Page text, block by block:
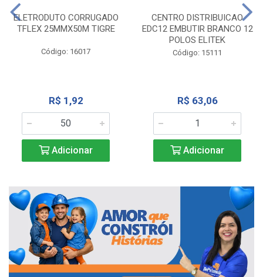
ELETRODUTO CORRUGADO
TFLEX 25MMX50M TIGRE
Código: 16017
R$ 1,92
Adicionar
CENTRO DISTRIBUICAO
EDC12 EMBUTIR BRANCO 12
POLOS ELITEK
Código: 15111
R$ 63,06
Adicionar